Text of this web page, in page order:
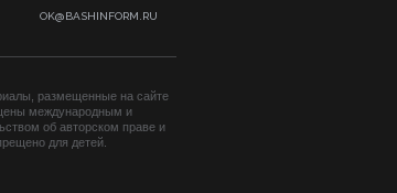
OK@BASHINFORM.RU
размещенные на сайте
международным и
об авторском праве и
для детей.